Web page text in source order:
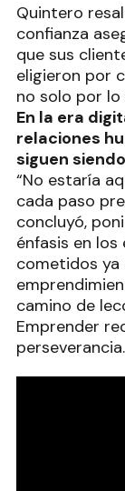
Quintero
confianza
que sus
eligieron por
no solo por lo
En la era
relaciones
siguen
“No estaría
cada paso
concluyó,
énfasis en los
cometidos ya
camino de
Emprender
perseverancia.